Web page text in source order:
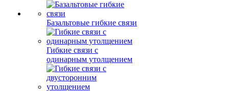
Базальтовые гибкие связи
Гибкие связи с
одинарным утолщением